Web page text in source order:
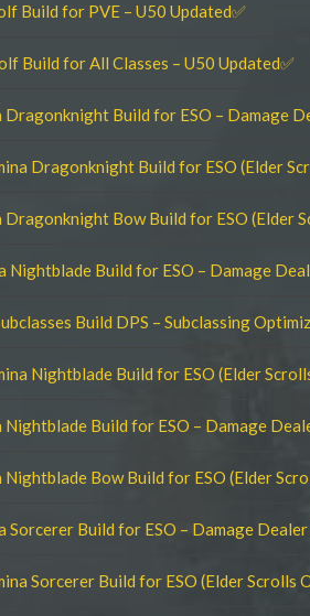
Build for PVE – U50 Updated✅
Build for All Classes – U50 Updated✅
Build for ESO – Damage
Dragonknight Build for ESO (Elder
Dragonknight Bow Build for ESO (Elder
Nightblade Build for ESO – Damage
Build DPS – Subclassing
Nightblade Build for ESO (Elder
Build for ESO – Damage
Bow Build for ESO (Elder
Sorcerer Build for ESO – Damage Dealer
Sorcerer Build for ESO (Elder Scrolls